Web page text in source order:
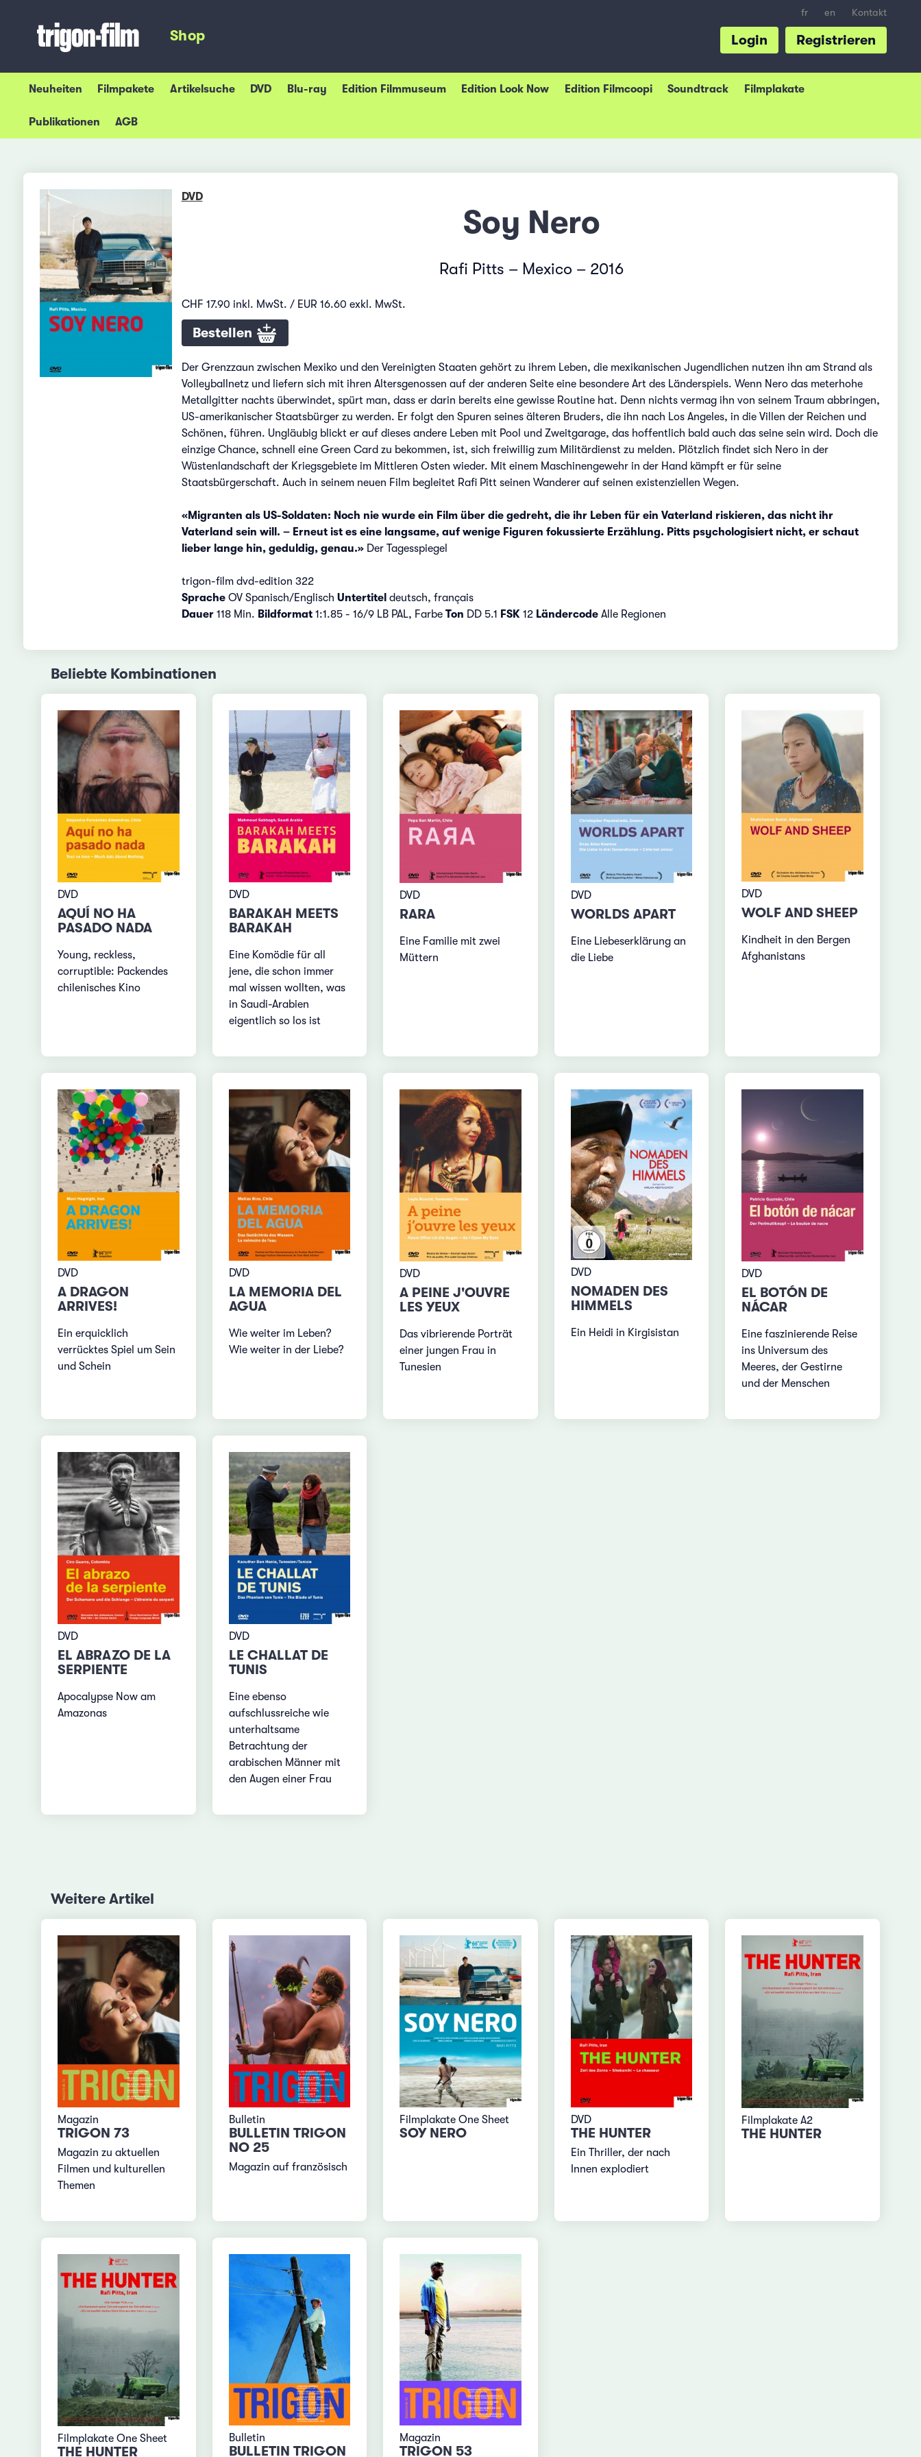
fr en Kontakt
Shop Registrieren
Login
Neuheiten Filmpakete Artikelsuche DVD Blu-ray Edition Filmmuseum Edition Look Now Edition Filmcoopi Soundtrack Filmplakate
Publikationen AGB
DVD
Soy Nero
Rafi Pitts – Mexico – 2016
CHF 17.90 inkl. MwSt. / EUR 16.60 exkl. MwSt.
Bestellen
Der Grenzzaun zwischen Mexiko und den Vereinigten Staaten gehört zu ihrem Leben, die mexikanischen Jugendlichen nutzen ihn am Strand als
Volleyballnetz und liefern sich mit ihren Altersgenossen auf der anderen Seite eine besondere Art des Länderspiels. Wenn Nero das meterhohe
Metallgitter nachts überwindet, spürt man, dass er darin bereits eine gewisse Routine hat. Denn nichts vermag ihn von seinem Traum abbringen,
US-amerikanischer Staatsbürger zu werden. Er folgt den Spuren seines älteren Bruders, die ihn nach Los Angeles, in die Villen der Reichen und
Schönen, führen. Ungläubig blickt er auf dieses andere Leben mit Pool und Zweitgarage, das hoffentlich bald auch das seine sein wird. Doch die
einzige Chance, schnell eine Green Card zu bekommen, ist, sich freiwillig zum Militärdienst zu melden. Plötzlich findet sich Nero in der
Wüstenlandschaft der Kriegsgebiete im Mittleren Osten wieder. Mit einem Maschinengewehr in der Hand kämpft er für seine
Staatsbürgerschaft. Auch in seinem neuen Film begleitet Rafi Pitt seinen Wanderer auf seinen existenziellen Wegen.
«Migranten als US-Soldaten: Noch nie wurde ein Film über die gedreht, die ihr Leben für ein Vaterland riskieren, das nicht ihr
Vaterland sein will. – Erneut ist es eine langsame, auf wenige Figuren fokussierte Erzählung. Pitts psychologisiert nicht, er schaut
lieber lange hin, geduldig, genau.»Der Tagesspiegel
trigon-film dvd-edition 322
SpracheOV Spanisch/Englisch Untertitel deutsch, français
Dauer118 Min. Bildformat1:1.85 - 16/9 LB PAL, Farbe Ton DD 5.1 FSK12 LändercodeAlle Regionen
Beliebte Kombinationen
DVD
AQUÍ NO HA
PASADO NADA
Young, reckless,
corruptible: Packendes
chilenisches Kino
DVD
BARAKAH MEETS
BARAKAH
Eine Komödie für all
jene, die schon immer
mal wissen wollten, was
in Saudi-Arabien
eigentlich so los ist
DVD
RARA
Eine Familie mit zwei
Müttern
DVD
WORLDS APART
Eine Liebeserklärung an
die Liebe
DVD
WOLF AND SHEEP
Kindheit in den Bergen
Afghanistans
DVD
A DRAGON
ARRIVES!
Ein erquicklich
verrücktes Spiel um Sein
und Schein
DVD
LA MEMORIA DEL
AGUA
Wie weiter im Leben?
Wie weiter in der Liebe?
DVD
A PEINE J'OUVRE
LES YEUX
Das vibrierende Porträt
einer jungen Frau in
Tunesien
DVD
NOMADEN DES
HIMMELS
Ein Heidi in Kirgisistan
DVD
EL BOTÓN DE
NÁCAR
Eine faszinierende Reise
ins Universum des
Meeres, der Gestirne
und der Menschen
DVD
EL ABRAZO DE LA
SERPIENTE
Apocalypse Now am
Amazonas
DVD
LE CHALLAT DE
TUNIS
Eine ebenso
aufschlussreiche wie
unterhaltsame
Betrachtung der
arabischen Männer mit
den Augen einer Frau
Weitere Artikel
Magazin
TRIGON 73
Magazin zu aktuellen
Filmen und kulturellen
Themen
Bulletin
BULLETIN TRIGON
NO 25
Magazin auf französisch
Filmplakate One Sheet
SOY NERO
DVD
THE HUNTER
Ein Thriller, der nach
Innen explodiert
Filmplakate A2
THE HUNTER
Filmplakate One Sheet
THE HUNTER
Bulletin
BULLETIN TRIGON
Magazin
TRIGON 53